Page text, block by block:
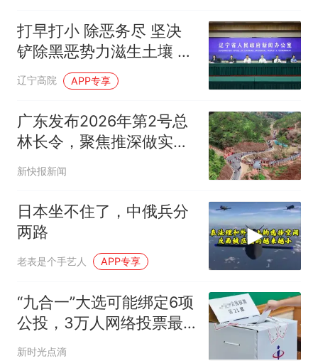
打早打小 除恶务尽 坚决
铲除黑恶势力滋生土壤 我
省发布深化扫黑除恶专项
斗争有关情况
辽宁高院 APP专享
广东发布2026年第2号总
林长令，聚焦推深做实林
长制
新快报新闻
日本坐不住了，中俄兵分
两路
老表是个手艺人 APP专享
“九合一”大选可能绑定6项
公投，3万人网络投票最
关心它
新时光点滴